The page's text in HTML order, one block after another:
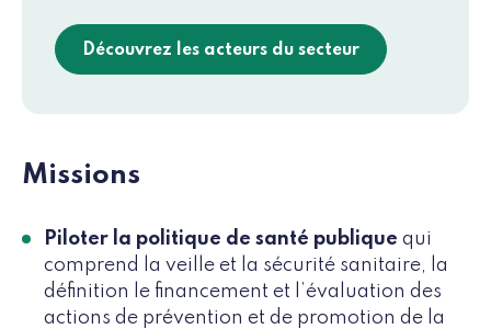
Découvrez les acteurs du secteur
Missions
Piloter la politique de santé publique qui
comprend la veille et la sécurité sanitaire, la
définition le financement et l’évaluation des
actions de prévention et de promotion de la